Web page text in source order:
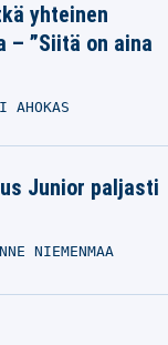
yhteinen
– ”Siitä on aina
AHOKAS
Junior paljasti
NIEMENMAA